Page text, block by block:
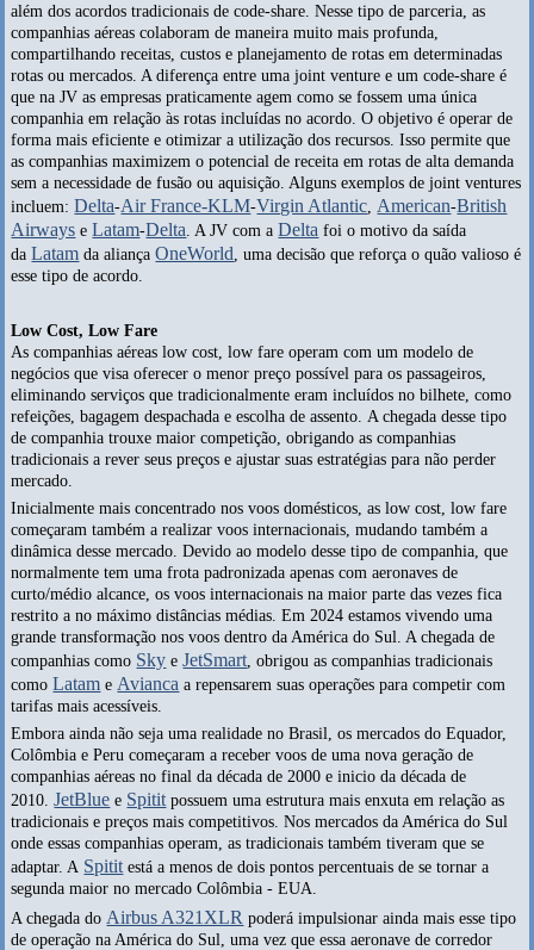
além dos acordos tradicionais de code-share. Nesse tipo de parceria, as
companhias aéreas colaboram de maneira muito mais profunda,
compartilhando receitas, custos e planejamento de rotas em determinadas
rotas ou mercados. A diferença entre uma joint venture e um code-share é
que na JV as empresas praticamente agem como se fossem uma única
companhia em relação às rotas incluídas no acordo. O objetivo é operar de
forma mais eficiente e otimizar a utilização dos recursos. Isso permite que
as companhias maximizem o potencial de receita em rotas de alta demanda
sem a necessidade de fusão ou aquisição. Alguns exemplos de joint ventures
incluem:Delta-Air France-KLM-Virgin Atlantic,American-British
Airways eLatam-Delta. A JV com aDelta foi o motivo da saída
daLatam da aliançaOneWorld, uma decisão que reforça o quão valioso é
esse tipo de acordo.
Low Cost, Low Fare
As companhias aéreas low cost, low fare operam com um modelo de
negócios que visa oferecer o menor preço possível para os passageiros,
eliminando serviços que tradicionalmente eram incluídos no bilhete, como
refeições, bagagem despachada e escolha de assento. A chegada desse tipo
de companhia trouxe maior competição, obrigando as companhias
tradicionais a rever seus preços e ajustar suas estratégias para não perder
mercado.
Inicialmente mais concentrado nos voos domésticos, as low cost, low fare
começaram também a realizar voos internacionais, mudando também a
dinâmica desse mercado. Devido ao modelo desse tipo de companhia, que
normalmente tem uma frota padronizada apenas com aeronaves de
curto/médio alcance, os voos internacionais na maior parte das vezes fica
restrito a no máximo distâncias médias. Em 2024 estamos vivendo uma
grande transformação nos voos dentro da América do Sul. A chegada de
companhias como Sky eJetSmart, obrigou as companhias tradicionais
comoLatam eAvianca a repensarem suas operações para competir com
tarifas mais acessíveis.
Embora ainda não seja uma realidade no Brasil, os mercados do Equador,
Colômbia e Peru começaram a receber voos de uma nova geração de
companhias aéreas no final da década de 2000 e inicio da década de
2010.JetBlue e Spititpossuem uma estrutura mais enxuta em relação as
tradicionais e preços mais competitivos. Nos mercados da América do Sul
onde essas companhias operam, as tradicionais também tiveram que se
adaptar. A Spititestá a menos de dois pontos percentuais de se tornar a
segunda maior no mercado Colômbia - EUA.
A chegada doAirbus A321XLR poderá impulsionar ainda mais esse tipo
de operação na América do Sul, uma vez que essa aeronave de corredor